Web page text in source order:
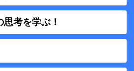
考を学ぶ！